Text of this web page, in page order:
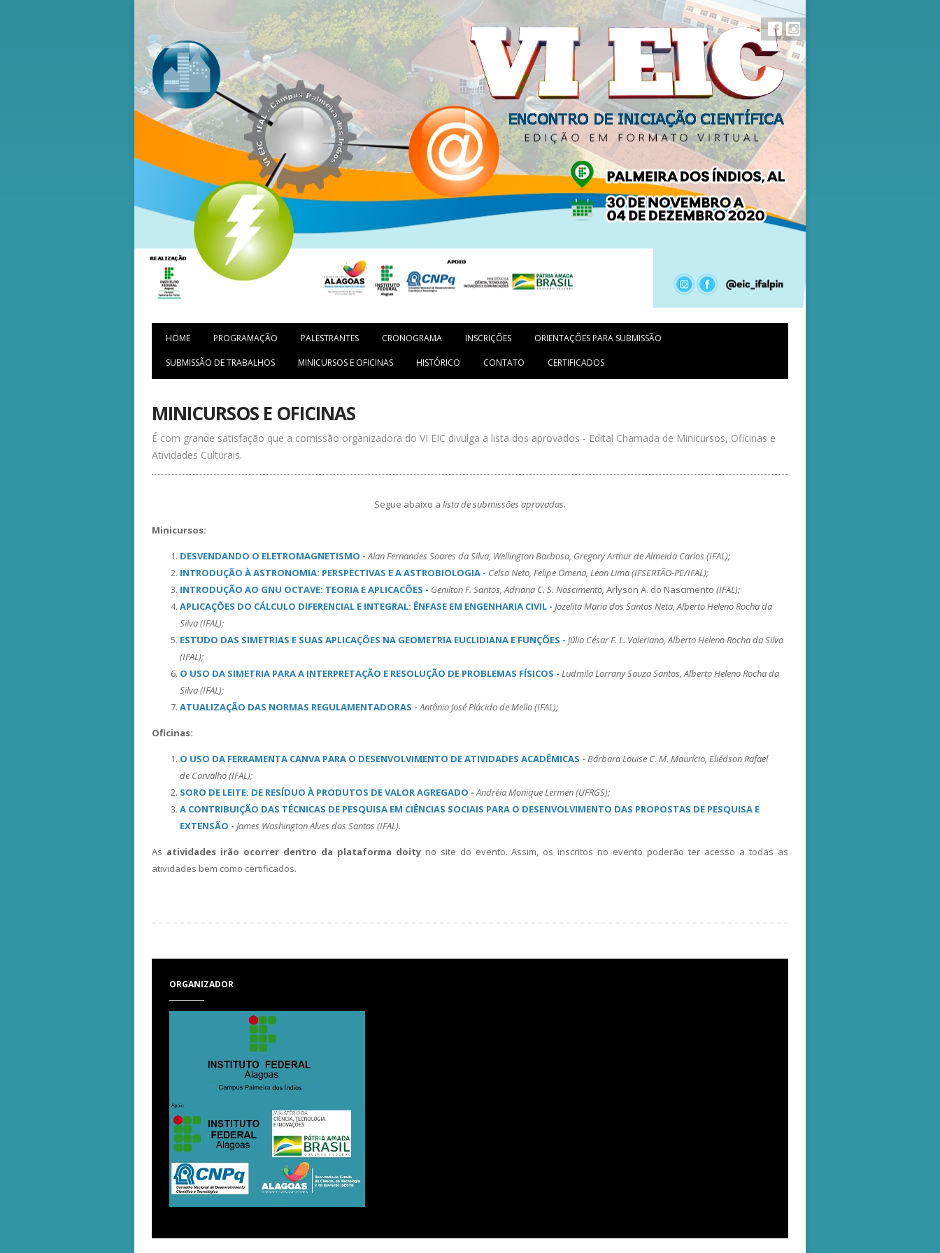
HOME PROGRAMAÇÃO PALESTRANTES CRONOGRAMA INSCRIÇÕES ORIENTAÇÕES PARA SUBMISSÃO
SUBMISSÃO DE TRABALHOS MINICURSOS E OFICINAS HISTÓRICO CONTATO CERTIFICADOS
MINICURSOS E OFICINAS
É com grande satisfação que a comissão organizadora do VI EIC divulga a lista dos aprovados - Edital Chamada de Minicursos, Oficinas e
Atividades Culturais.
Segue abaixo a lista de submissões aprovadas.
Minicursos:
DESVENDANDO O ELETROMAGNETISMO -Alan Fernandes Soares da Silva, Wellington Barbosa, Gregory Arthur de Almeida Carlos (IFAL);
INTRODUÇÃO À ASTRONOMIA: PERSPECTIVAS E A ASTROBIOLOGIA - Celso Neto, Felipe Omena, Leon Lima (IFSERTÃO-PE/IFAL);
INTRODUÇÃO AO GNU OCTAVE: TEORIA E APLICACÕES - Genilton F. Santos, Adriana C. S. Nascimento, Arlyson A. do Nascimento (IFAL);
APLICAÇÕES DO CÁLCULO DIFERENCIAL E INTEGRAL: ÊNFASE EM ENGENHARIA CIVIL - Jozelita Maria dos Santos Neta, Alberto Heleno Rocha da
Silva (IFAL);
ESTUDO DAS SIMETRIAS E SUAS APLICAÇÕES NA GEOMETRIA EUCLIDIANA E FUNÇÕES - Júlio César F. L. Valeriano, Alberto Heleno Rocha da Silva
(IFAL);
O USO DA SIMETRIA PARA A INTERPRETAÇÃO E RESOLUÇÃO DE PROBLEMAS FÍSICOS - Ludmila Lorrany Souza Santos, Alberto Heleno Rocha da
Silva (IFAL);
ATUALIZAÇÃO DAS NORMAS REGULAMENTADORAS -Antônio José Plácido de Mello (IFAL);
Oficinas:
O USO DA FERRAMENTA CANVA PARA O DESENVOLVIMENTO DE ATIVIDADES ACADÊMICAS - Bárbara Louise C. M. Maurício, Eliédson Rafael
de Carvalho (IFAL);
SORO DE LEITE: DE RESÍDUO À PRODUTOS DE VALOR AGREGADO -Andréia Monique Lermen (UFRGS);
A CONTRIBUIÇÃO DAS TÉCNICAS DE PESQUISA EM CIÊNCIAS SOCIAIS PARA O DESENVOLVIMENTO DAS PROPOSTAS DE PESQUISA E
EXTENSÃO - James Washington Alves dos Santos (IFAL).
As atividades irão ocorrer dentro da plataforma doityno site do evento. Assim, os inscritos no evento poderão ter acesso a todas as
atividades bem como certificados.
ORGANIZADOR